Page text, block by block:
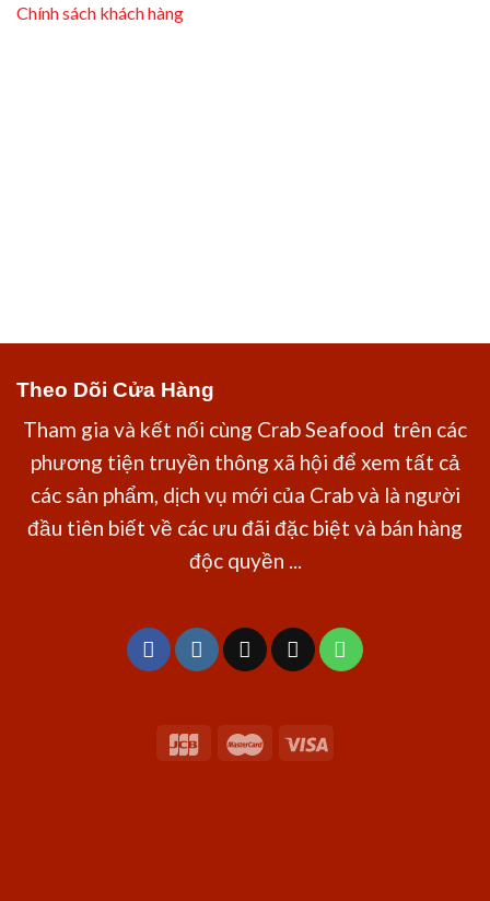
Chính sách khách hàng
Theo Dõi Cửa Hàng
Tham gia và kết nối cùng Crab Seafood trên các
phương tiện truyền thông xã hội để xem tất cả
các sản phẩm, dịch vụ mới của Crab và là người
đầu tiên biết về các ưu đãi đặc biệt và bán hàng
độc quyền ...